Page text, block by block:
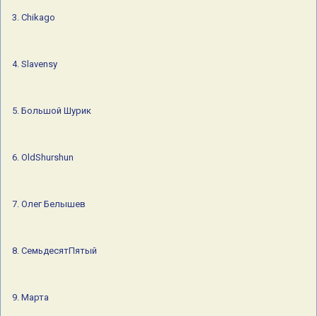
3. Chikago
4. Slavensy
5. Большой Шурик
6. OldShurshun
7. Олег Белышев
8. СемьдесятПятый
9. Марта